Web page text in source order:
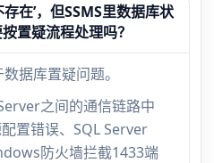
在’，但SSMS里数据库状
置疑流程处理吗？
据库置疑问题。
之间的通信链路中
置错误、SQL Server
防火墙拦截1433端